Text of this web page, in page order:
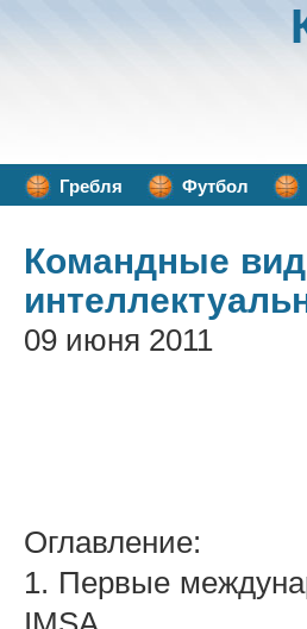
Гребля Футбол
Командные
09 июня 2011
Оглавление:
1. Первые